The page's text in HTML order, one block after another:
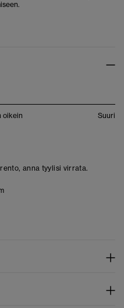
oikein Suuri
anna tyylisi virrata.